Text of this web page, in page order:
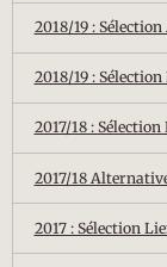
2018/19 :
2018/19 : Sélection
2017/18 :
2017/18
2017 : Sélection